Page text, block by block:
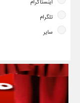
اینستاگرام
تلگرام
سایر